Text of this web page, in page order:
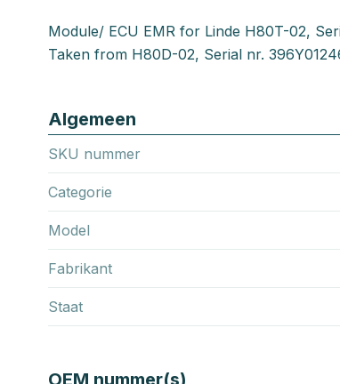
Module/ ECU EMR for Linde H80T-02,
Taken from H80D-02, Serial nr.
Algemeen
SKU nummer
Categorie
Model
Fabrikant
Staat
OEM nummer(s)